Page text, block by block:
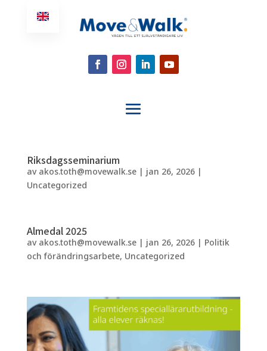
Riksdagsseminarium
av akos.toth@movewalk.se| jan 26, 2026|
Uncategorized
Almedal 2025
av akos.toth@movewalk.se| jan 26, 2026| Politik
och förändringsarbete, Uncategorized